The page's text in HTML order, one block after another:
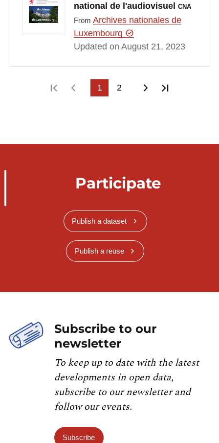
national de l'audiovisuel CNA
From Archives nationales de
Luxembourg
Updated on August 21, 2023
First pagePrevious page
1 2 Next page
Participate
Publish a dataset
Publish a reuse
Subscribe to our
newsletter
To keep up to date with the latest
developments in open data,
subscribe to our newsletter and
follow our events.
Subscribe